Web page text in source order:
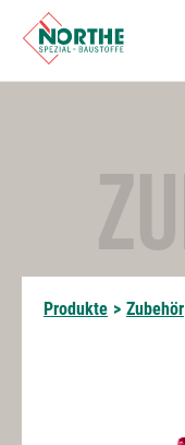
Produkte > Zubehör